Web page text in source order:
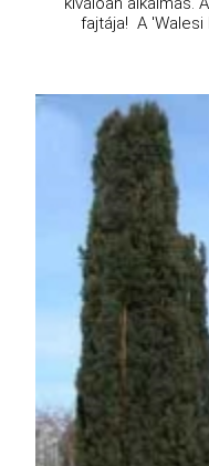
fajtája! A 'Walesi